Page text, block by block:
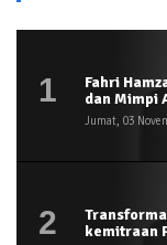
1
Fahri
dan Mimpi
Jumat, 03
2
kemitraan